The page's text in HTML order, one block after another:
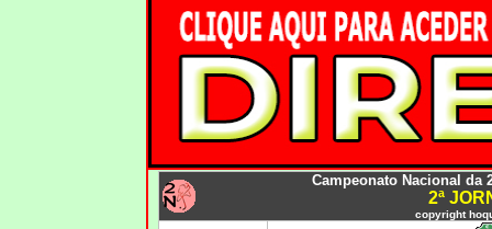
Campeonato Nacional da
2ª
copyright